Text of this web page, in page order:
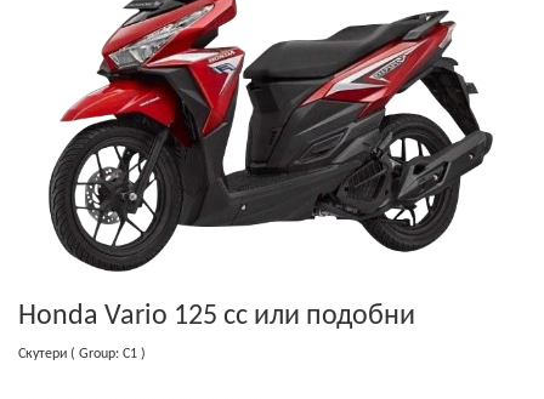
Honda Vario 125 cc или подобни
Скутери ( Group: C1 )